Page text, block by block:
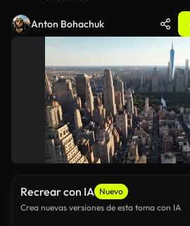
Anton Bohachuk
Recrear con IA Nuevo
Crea nuevas versiones de esta toma con IA